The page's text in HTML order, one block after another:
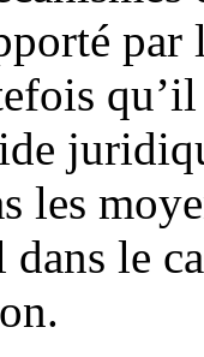
les
dans le